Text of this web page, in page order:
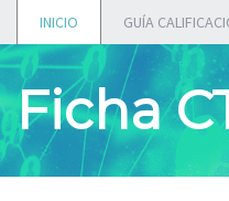
INICIO GUÍA
Ficha